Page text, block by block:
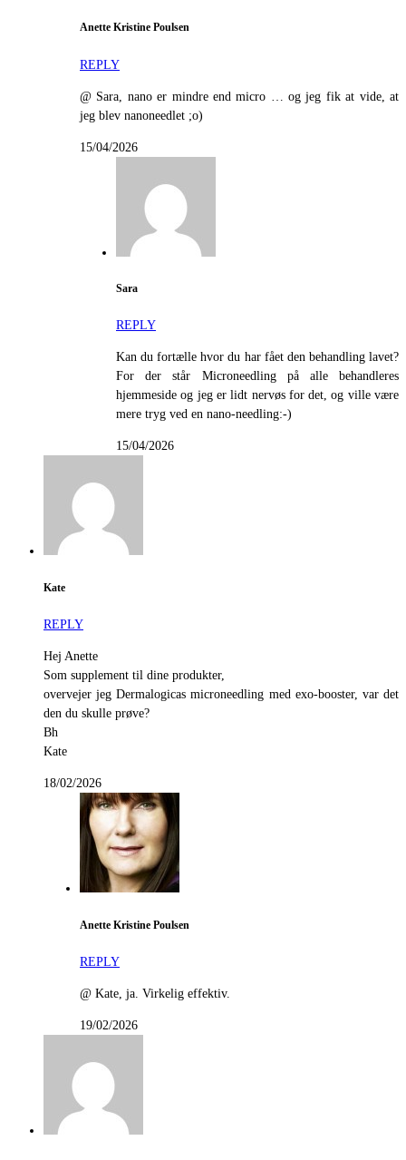
Anette Kristine Poulsen
REPLY
@ Sara, nano er mindre end micro … og jeg fik at vide, at
jeg blev nanoneedlet ;o)
15/04/2026
Sara
REPLY
Kan du fortælle hvor du har fået den behandling lavet?
For der står Microneedling på alle behandleres
hjemmeside og jeg er lidt nervøs for det, og ville være
mere tryg ved en nano-needling:-)
15/04/2026
Kate
REPLY
Hej Anette
Som supplement til dine produkter,
overvejer jeg Dermalogicas microneedling med exo-booster, var det
den du skulle prøve?
Bh
Kate
18/02/2026
Anette Kristine Poulsen
REPLY
@ Kate, ja. Virkelig effektiv.
19/02/2026